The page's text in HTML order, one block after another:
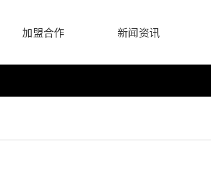
加盟合作 新闻资讯